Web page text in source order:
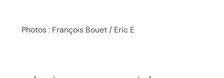
Photos : François Bouet / Eric E